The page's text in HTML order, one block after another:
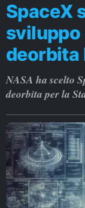
SpaceX
sviluppo
deorbita
NASA ha scelto
deorbita per la